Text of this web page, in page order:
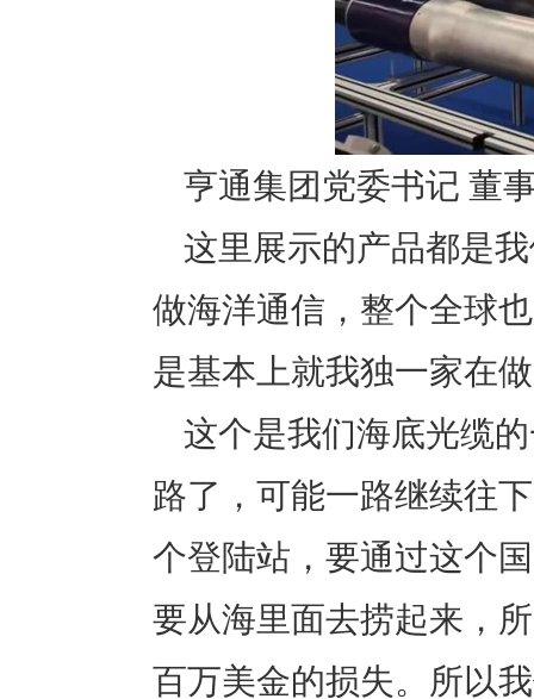
亨通集团党委书记 董
这里展示的产品都是
做海洋通信，整个全球
是基本上就我独一家在
这个是我们海底光缆
路了，可能一路继续往
个登陆站，要通过这个
要从海里面去捞起来，
百万美金的损失。所以